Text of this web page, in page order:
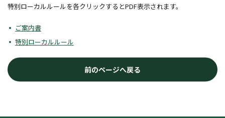
特別ローカルルールを各クリックするとPDF表示されます。
ご案内書
特別ローカルルール
前のページへ戻る